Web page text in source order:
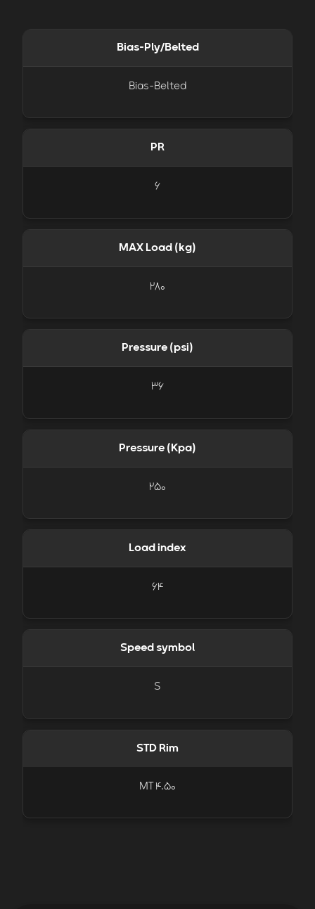
Bias-Ply/Belted
Bias-Belted
PR
6
MAX Load (kg)
280
Pressure (psi)
36
Pressure (Kpa)
250
Load index
64
Speed symbol
S
STD Rim
MT 4.50